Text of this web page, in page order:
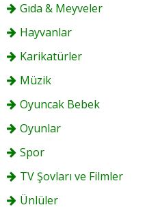
Gıda & Meyveler
Hayvanlar
Karikatürler
Müzik
Oyuncak Bebek
Oyunlar
Spor
TV Şovları ve Filmler
Ünlüler